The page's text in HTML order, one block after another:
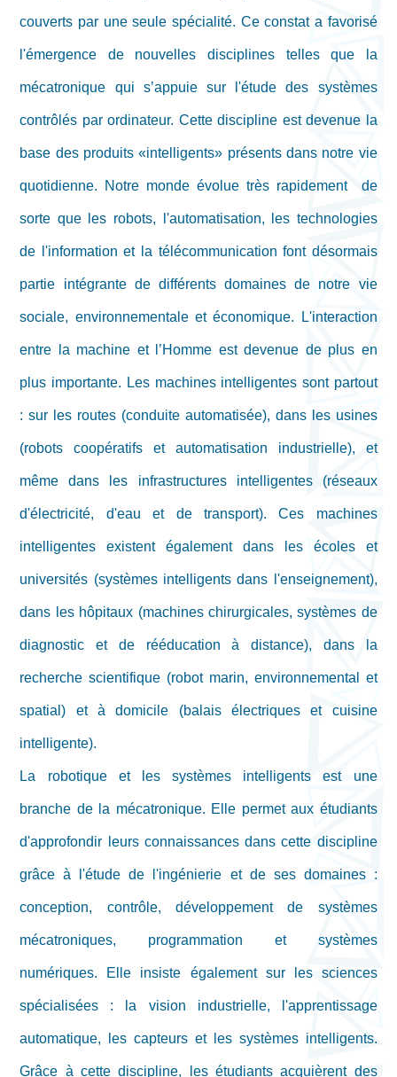
couverts par une seule spécialité. Ce constat a favorisé
l'émergence de nouvelles disciplines telles que la
mécatronique qui s’appuie sur l'étude des systèmes
contrôlés par ordinateur. Cette discipline est devenue la
base des produits «intelligents» présents dans notre vie
quotidienne. Notre monde évolue très rapidement de
sorte que les robots, l'automatisation, les technologies
de l'information et la télécommunication font désormais
partie intégrante de différents domaines de notre vie
sociale, environnementale et économique. L'interaction
entre la machine et l’Homme est devenue de plus en
plus importante. Les machines intelligentes sont partout
: sur les routes (conduite automatisée), dans les usines
(robots coopératifs et automatisation industrielle), et
même dans les infrastructures intelligentes (réseaux
d'électricité, d'eau et de transport). Ces machines
intelligentes existent également dans les écoles et
universités (systèmes intelligents dans l'enseignement),
dans les hôpitaux (machines chirurgicales, systèmes de
diagnostic et de rééducation à distance), dans la
recherche scientifique (robot marin, environnemental et
spatial) et à domicile (balais électriques et cuisine
intelligente).
La robotique et les systèmes intelligents est une
branche de la mécatronique. Elle permet aux étudiants
d'approfondir leurs connaissances dans cette discipline
grâce à l'étude de l'ingénierie et de ses domaines :
conception, contrôle, développement de systèmes
mécatroniques, programmation et systèmes
numériques. Elle insiste également sur les sciences
spécialisées : la vision industrielle, l'apprentissage
automatique, les capteurs et les systèmes intelligents.
Grâce à cette discipline, les étudiants acquièrent des